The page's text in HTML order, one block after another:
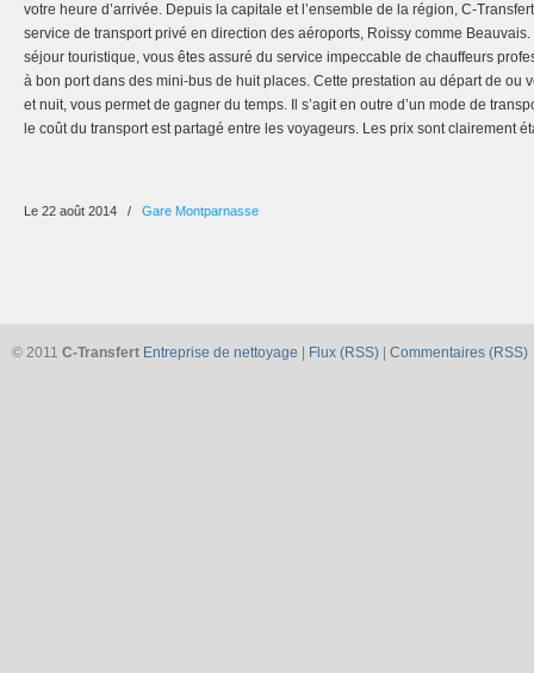
votre heure d’arrivée. Depuis la capitale et l’ensemble de la région, C-
service de transport privé en direction des aéroports, Roissy comme
séjour touristique, vous êtes assuré du service impeccable de chauffeurs
à bon port dans des mini-bus de huit places. Cette prestation au départ de ou
et nuit, vous permet de gagner du temps. Il s’agit en outre d’un mode de
le coût du transport est partagé entre les voyageurs. Les prix sont clairement
Le 22 août 2014 / Gare Montparnasse
© 2011 C-Transfert Entreprise de nettoyage Flux (RSS) Commentaires (RSS)